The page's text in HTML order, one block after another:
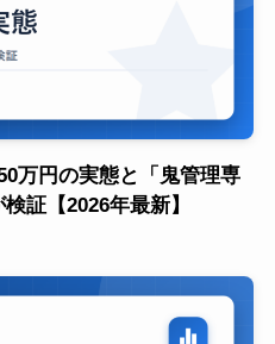
万円の実態と「鬼管理専
証【2026年最新】